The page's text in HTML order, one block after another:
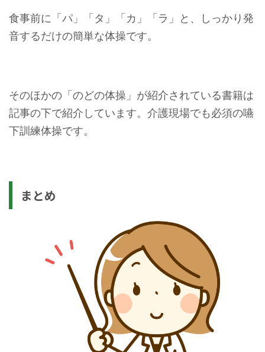
食事前に「パ」「タ」「カ」「ラ」と、しっかり発
音するだけの簡単な体操です。
そのほかの「のどの体操」が紹介されている書籍は
記事の下で紹介しています。介護現場でも必須の嚥
下訓練体操です。
まとめ